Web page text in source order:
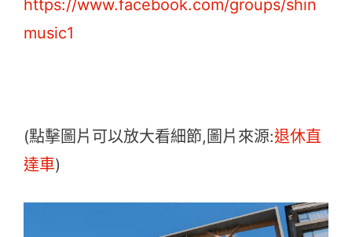
https://www.facebook.com/groups/shin
music1
(點擊圖片可以放大看細節,圖片來源:退休直
達車)